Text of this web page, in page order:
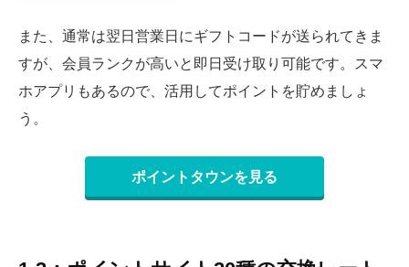
また、通常は翌日営業日にギフトコードが送られてきま
すが、会員ランクが高いと即日受け取り可能です。スマ
ホアプリもあるので、活用してポイントを貯めましょ
う。
ポイントタウンを見る